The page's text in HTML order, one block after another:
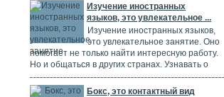
Изучение иностранных
языков, это увлекательное ...
Изучение иностранных языков,
это увлекательное занятие. Оно
помогает не только найти интересную работу.
Но и общаться в других странах. Узнавать о
Бокс, это контактный вид